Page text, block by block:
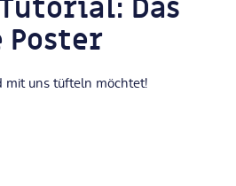
Das
Poster
mit uns tüfteln möchtet!